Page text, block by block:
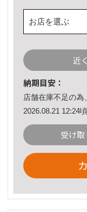
お店を選ぶ
近
納期目安：
店舗在庫不足の為
2026.08.21 12:24
受け